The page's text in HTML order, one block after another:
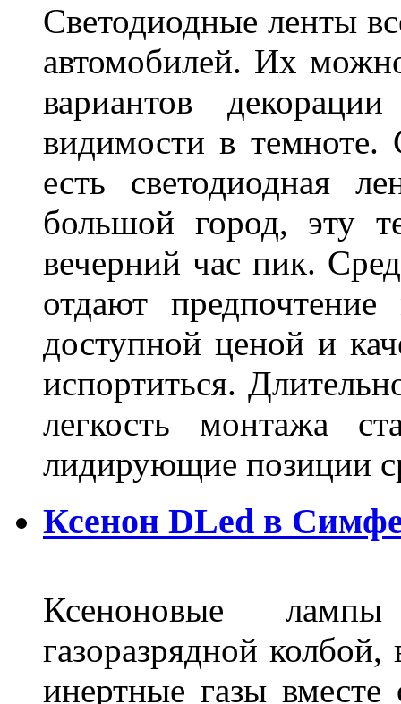
Светодиодные ленты
автомобилей. Их
вариантов
видимости в темноте.
есть светодиодная
большой город, эту
вечерний час пик.
отдают
доступной ценой и
испортиться.
легкость монтажа
лидирующие
Ксенон DLed в
Ксеноновые
газоразрядной
инертные газы